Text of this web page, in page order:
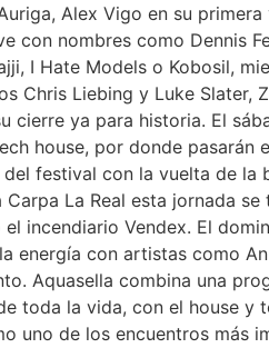
Alex Vigo en su
con nombres como Dennis
I Hate Models o Kobosil,
Chris Liebing y Luke Slater,
cierre ya para historia. El
house, por donde pasarán
festival con la vuelta de la
Carpa La Real esta jornada
el incendiario Vendex. El
energía con artistas como
Aquasella combina una
toda la vida, con el house y
uno de los encuentros más